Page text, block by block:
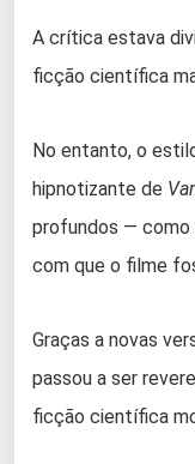
A crítica estava
ficção científica
No entanto, o
hipnotizante de
profundos — como
com que o filme
Graças a novas
passou a ser
ficção científica